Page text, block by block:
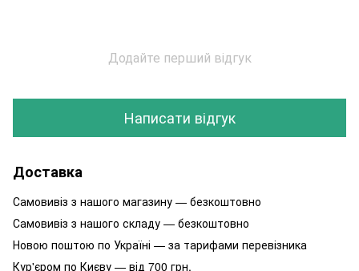
Додайте перший відгук
Написати відгук
Доставка
Самовивіз з нашого магазину — безкоштовно
Самовивіз з нашого складу — безкоштовно
Новою поштою по Україні — за тарифами перевізника
Кур'єром по Києву — від 700 грн.